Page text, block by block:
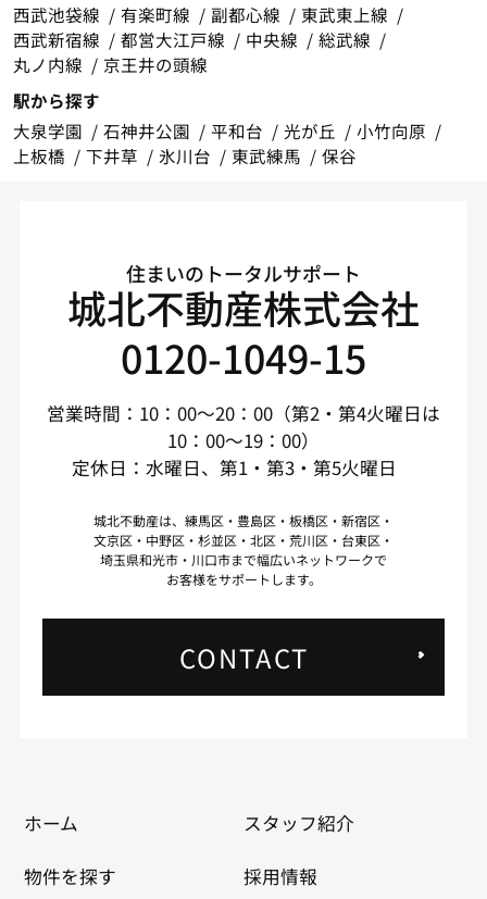
西武池袋線
有楽町線 副都心線
東武東上線
西武新宿線
都営大江戸線 中央線
総武線
丸ノ内線
京王井の頭線
駅から探す
大泉学園
石神井公園 平和台 光が丘
小竹向原
上板橋
下井草 氷川台 東武練馬 保谷
住まいのトータルサポート
城北不動産株式会社
0120-1049-15
営業時間：10：00～20：00（第2・第4火曜日は
10：00～19：00）
定休日：水曜日、第1・第3・第5火曜日
城北不動産は、練馬区・豊島区・板橋区・新宿区・
文京区・中野区・杉並区・北区・荒川区・台東区・
埼玉県和光市・川口市まで幅広いネットワークで
お客様をサポートします。
CONTACT
ホーム
物件を探す
スタッフ紹介
採用情報